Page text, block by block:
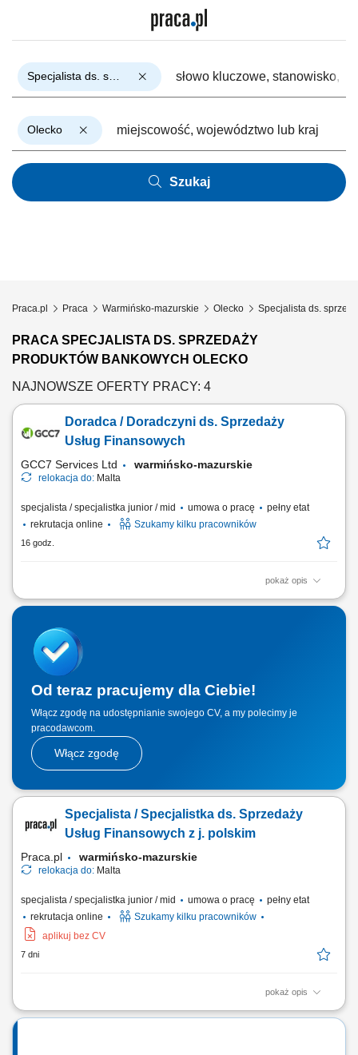
Olecko
Szukaj
Praca.pl Praca Warmińsko-mazurskie Olecko Specjalista ds.
PRACA SPECJALISTA DS. SPRZEDAŻY
PRODUKTÓW BANKOWYCH OLECKO
NAJNOWSZE OFERTY PRACY: 4
Doradca / Doradczyni ds. Sprzedaży
Usług Finansowych
GCC7 Services Ltd warmińsko-mazurskie
relokacja do: Malta
specjalista / specjalistka junior / mid umowa o pracę
pełny etat
rekrutacja online
Szukamy kilku pracowników
16 godz.
pokaż opis
Zakres obowiązków: Prowadzenie telefonicznych rozmów z klientami
tym szkoleń z zakresu edukacji finansowej. Budowanie relacji z
klientami oraz pozyskiwanie nowych kontaktów dla partnerów
biznesowych. Realizacja celów...
Od teraz pracujemy dla Ciebie!
Włącz zgodę na udostępnianie swojego CV, a my polecimy je
pracodawcom.
Włącz zgodę
Specjalista / Specjalistka ds. Sprzedaży
Usług Finansowych z j. polskim
Praca.pl warmińsko-mazurskie
relokacja do: Malta
specjalista / specjalistka junior / mid umowa o pracę
pełny etat
rekrutacja online
Szukamy kilku pracowników
aplikuj bez CV
7 dni
pokaż opis
Zakres obowiązków: Telefoniczny kontakt z klientami zainteresowanymi